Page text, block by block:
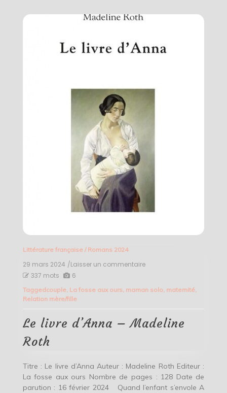
Littérature française/ Romans 2024
29 mars 2024 /Laisser un commentaireon
d’Anna
Roth
337 mots 6
Taggedcouple, La fosse aux ours maman solo, maternité
Relation mère/fille
Le livre d’Anna – Madeline
Roth
Titre : Le livre d’Anna Auteur : Madeline Roth Editeur :
La fosse aux ours Nombre de pages : 128 Date de
parution : 16 février 2024 Quand l’enfant s’envole A